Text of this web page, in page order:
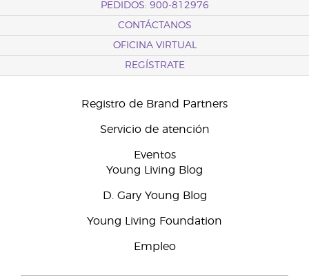
PEDIDOS: 900-812976
CONTÁCTANOS
OFICINA VIRTUAL
REGÍSTRATE
Registro de Brand Partners
Servicio de atención
Eventos
Young Living Blog
D. Gary Young Blog
Young Living Foundation
Empleo